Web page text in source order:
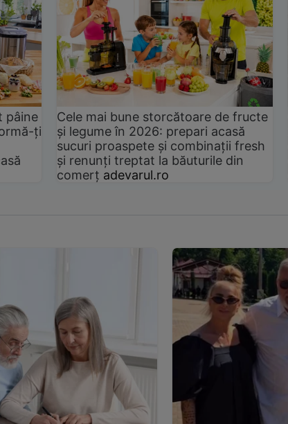
pâine
ți
Cele mai bune storcătoare de fructe
și legume în 2026: prepari acasă
sucuri proaspete și combinații fresh
și renunți treptat la băuturile din
comerț adevarul.ro